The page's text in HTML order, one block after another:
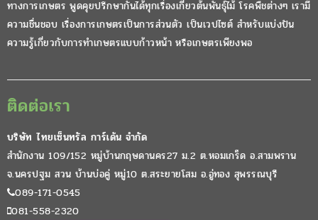
ทางการเกษตร พูดคุยปรึกษากันได้ทุกเรื่องเกี่ยวต้นพันธุ์ไม้ โรคพืชต่างๆ เรามี
ความชื่นชอบ เรื่องการเกษตรเป็นการส่วนตัว เป็นเวปไซต์ สำหรับแบ่งปัน
ความรู้เกี่ยวกับการทำเกษตรแบบก้าวหน้า หรือเกษตรเพียงพอ
ติดต่อเรา
บริษัท ไทยเซ็นทรัล การ์เด้น จำกัด
สำนักงาน 109/152 หมู่บ้านกฤษดานคร27 ม.2 ต.หอมเกร็ด อ.สามพราน
จ.นครปฐม สวน บ้านบ่อคู่ หมู่10 ต.สระยายโสม อ.อู่ทอง สุพรรณบุรี
089-171-0545
081-558-2320